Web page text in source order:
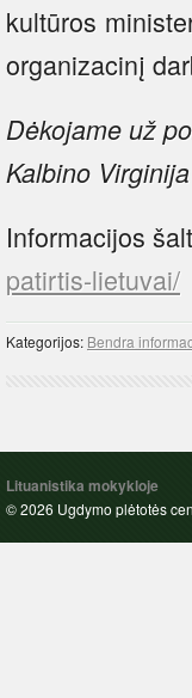
kultūros
organizacinį
Dėkojame už
Kalbino
Informacijos
patirtis-lietuvai/
Kategorijos: Bendra
Lituanistika mokykloje
© 2026 Ugdymo plėtotės